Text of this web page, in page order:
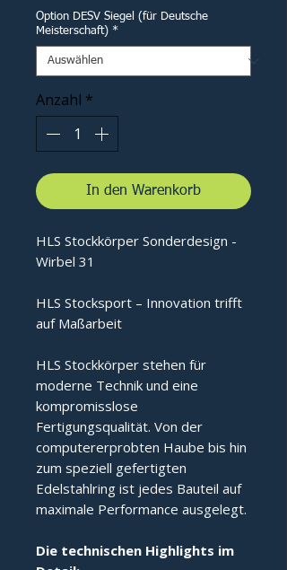
Option DESV Siegel (für Deutsche
Meisterschaft) *
Anzahl *
In den Warenkorb
HLS Stockkörper Sonderdesign -
Wirbel 31
HLS Stocksport – Innovation trifft
auf Maßarbeit
HLS Stockkörper stehen für
moderne Technik und eine
kompromisslose
Fertigungsqualität. Von der
computererprobten Haube bis hin
zum speziell gefertigten
Edelstahlring ist jedes Bauteil auf
maximale Performance ausgelegt.
Die technischen Highlights im